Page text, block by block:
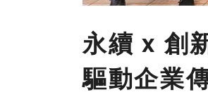
永續 x 創
驅動企業